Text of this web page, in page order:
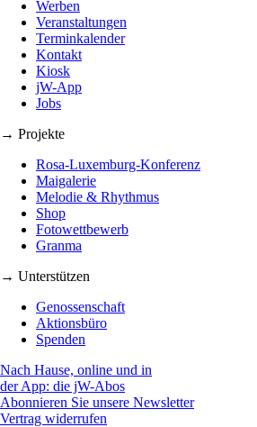
Werben
Veranstaltungen
Terminkalender
Kontakt
Kiosk
jW-App
Jobs
→ Projekte
Rosa-Luxemburg-Konferenz
Maigalerie
Melodie & Rhythmus
Shop
Fotowettbewerb
Granma
→ Unterstützen
Genossenschaft
Aktionsbüro
Spenden
Nach Hause, online und in
der App: die jW-Abos
Abonnieren Sie unsere Newsletter
Vertrag widerrufen